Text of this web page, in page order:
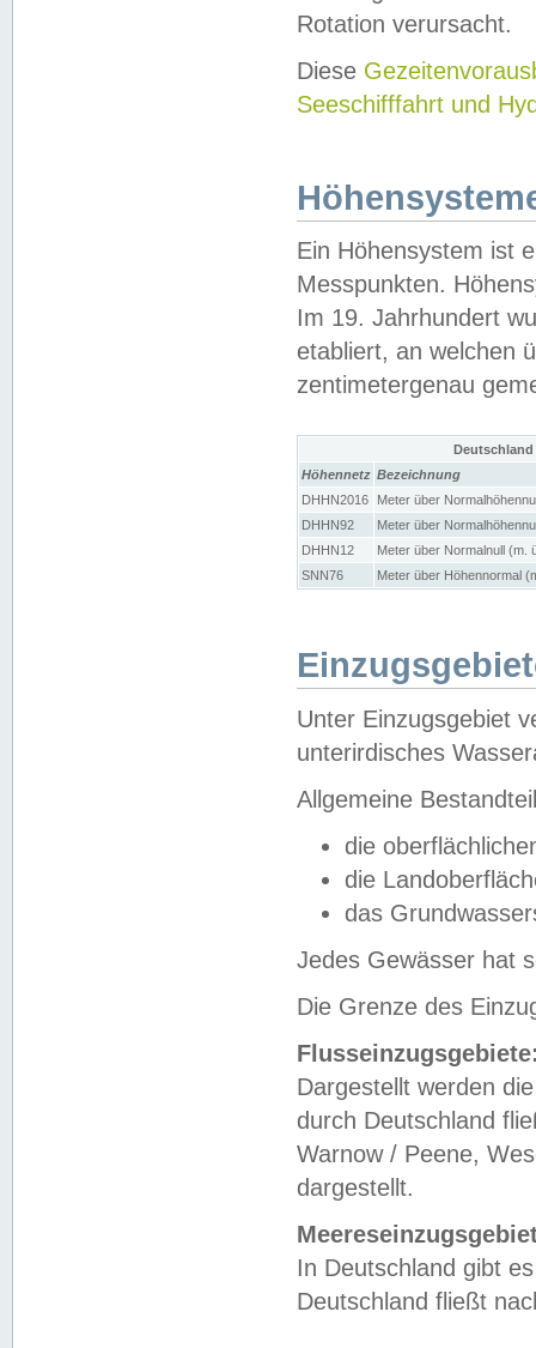
Rotation verursacht.
Diese
Seeschifffahrt und
Ein Höhensystem ist
Messpunkten.
Im 19. Jahrhundert
etabliert, an welchen
zentimetergenau
Höhennetz Bezeichnung
DHHN2016
Meter über
DHHN92
Meter über
DHHN12
Meter über Normalnull (m.
SNN76
Meter über Höhennormal
Unter Einzugsgebiet
unterirdisches
Allgemeine
die
die
das
Jedes Gewässer hat
Die Grenze des
Dargestellt werden
durch Deutschland
Warnow / Peene,
dargestellt.
In Deutschland gibt
Deutschland fließt